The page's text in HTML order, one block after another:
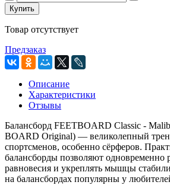
Купить
Товар отсутствует
Предзаказ
Описание
Характеристики
Отзывы
Балансборд FEETBOARD Classic -
BOARD Original) — великолепный
спортсменов, особенно сёрферов.
балансборды позволяют одновременно
равновесия и укреплять мышцы
на балансбордах популярны у